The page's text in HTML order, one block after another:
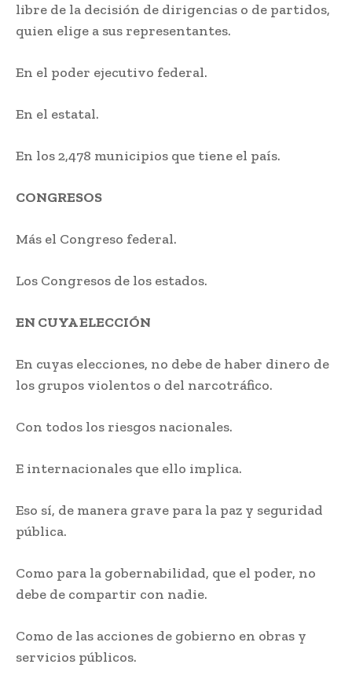
libre de la decisión de dirigencias o de partidos,
quien elige a sus representantes.
En el poder ejecutivo federal.
En el estatal.
En los 2,478 municipios que tiene el país.
CONGRESOS
Más el Congreso federal.
Los Congresos de los estados.
EN CUYA ELECCIÓN
En cuyas elecciones, no debe de haber dinero de
los grupos violentos o del narcotráfico.
Con todos los riesgos nacionales.
E internacionales que ello implica.
Eso sí, de manera grave para la paz y seguridad
pública.
Como para la gobernabilidad, que el poder, no
debe de compartir con nadie.
Como de las acciones de gobierno en obras y
servicios públicos.